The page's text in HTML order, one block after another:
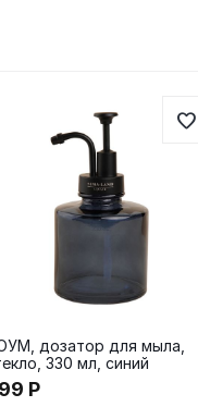
дозатор для мыла,
330 мл, синий
Р